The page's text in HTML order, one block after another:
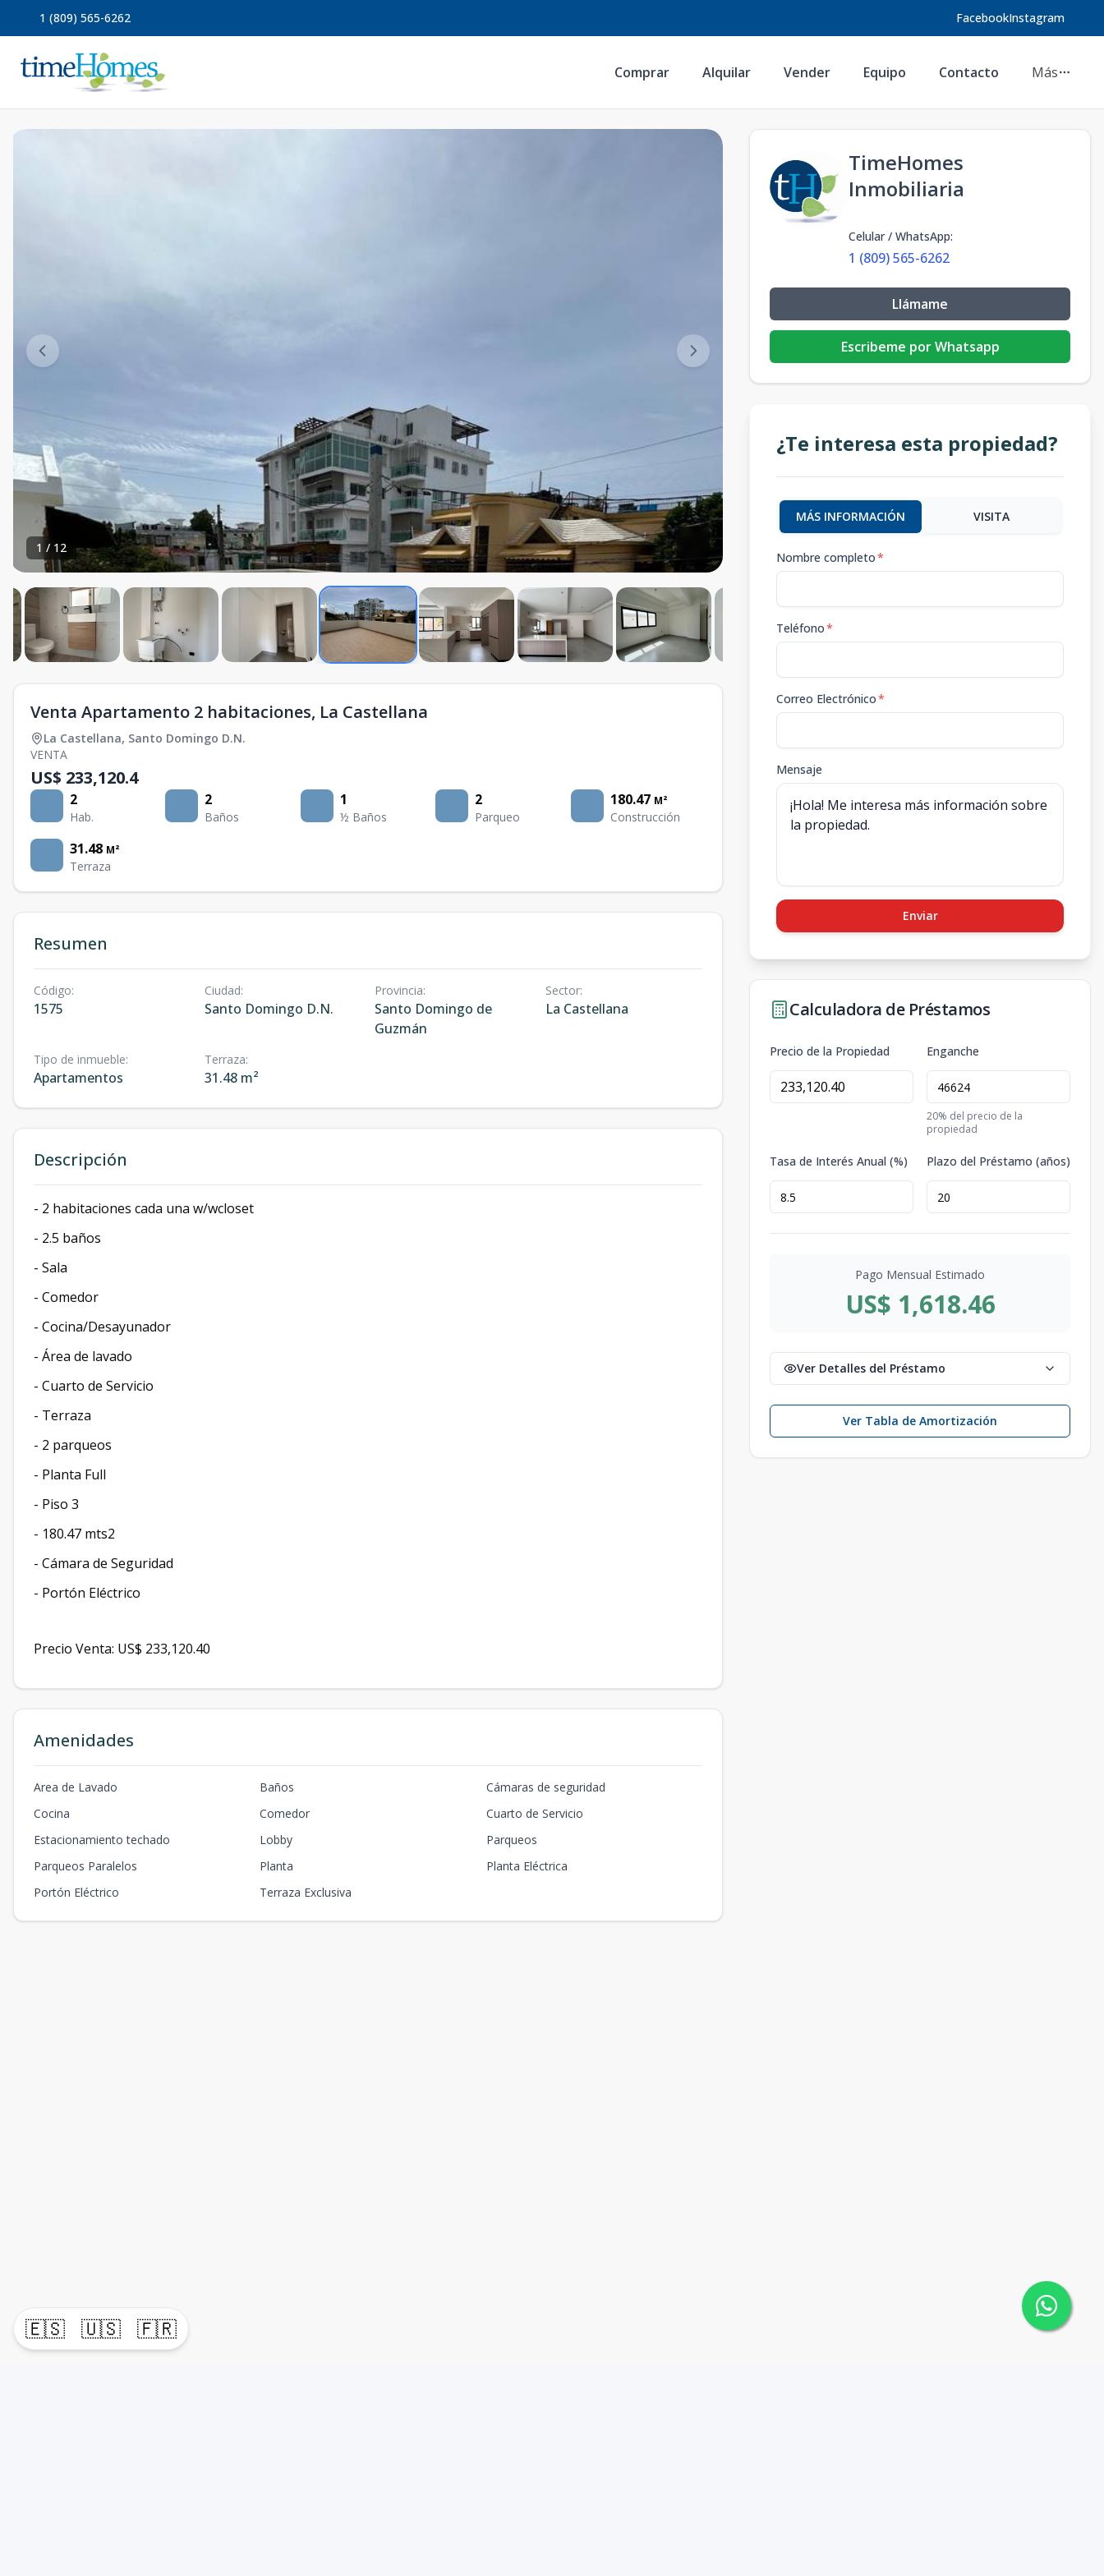
🇪🇸 🇺🇸 🇫🇷
1 (809) 565-6262 FacebookInstagram
Comprar Alquilar Vender Equipo Contacto Más
1 / 12
Venta Apartamento 2 habitaciones, La Castellana
La Castellana, Santo Domingo D.N.
VENTA
US$ 233,120.4
2
Hab.
2
Baños
1
½ Baños
2
Parqueo
180.47 M²
Construcción
31.48 M²
Terraza
Resumen
Código:
1575
Ciudad:
Santo Domingo D.N.
Provincia:
Santo Domingo de
Guzmán
Sector:
La Castellana
Tipo de inmueble:
Apartamentos
Terraza:
31.48 m²
Descripción
- 2 habitaciones cada una w/wcloset
- 2.5 baños
- Sala
- ⁠Comedor
- Cocina/Desayunador
- Área de lavado
- ⁠Cuarto de Servicio
- ⁠Terraza
- 2 parqueos
- Planta Full
- ⁠Piso 3
- ⁠180.47 mts2
- ⁠Cámara de Seguridad
- ⁠Portón Eléctrico
Precio Venta: US$ 233,120.40
Amenidades
Area de Lavado Baños
Cámaras de seguridad
Cocina
Comedor
Cuarto de Servicio
Estacionamiento techado
Lobby
Parqueos
Parqueos Paralelos
Planta
Planta Eléctrica
Portón Eléctrico
Terraza Exclusiva
TimeHomes
Inmobiliaria
Celular / WhatsApp:
1 (809) 565-6262
Llámame
Escribeme por Whatsapp
¿Te interesa esta propiedad?
MÁS INFORMACIÓN VISITA
Nombre completo*
Teléfono*
Correo Electrónico*
Mensaje
Enviar
Calculadora de Préstamos
Precio de la Propiedad Enganche
20% del precio de la
propiedad
Tasa de Interés Anual (%) Plazo del Préstamo (años)
Pago Mensual Estimado
US$ 1,618.46
Ver Detalles del Préstamo
Ver Tabla de Amortización